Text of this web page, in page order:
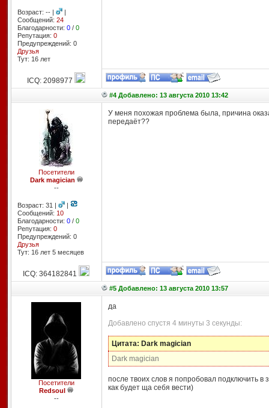
Возраст: -- |
|
Сообщений: 24
Благодарности: 0/ 0
Репутация: 0
Предупреждений: 0
Друзья
Тут: 16 лет
ICQ: 2098977
#4 Добавлено: 13 августа 2010 13:42
Посетители
Dark magician
--
Возраст: 31 |
|
Сообщений: 10
Благодарности: 0/ 0
Репутация: 0
Предупреждений: 0
Друзья
Тут: 16 лет 5 месяцев
У меня похожая проблема была, причина
передаёт??
ICQ: 364182841
#5 Добавлено: 13 августа 2010 13:57
Посетители
Redsoul
--
да
Добавлено спустя 4 минуты 3 секунды:
Цитата: Dark magician
Dark magician
после твоих слов я попробовал подключить
как будет ща себя вести)